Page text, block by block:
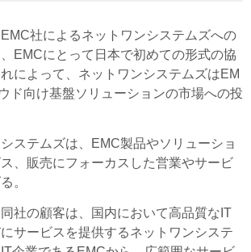
社によるネットワンシステムズへの
EMCにとって日本で初めての形式の協
によって、ネットワンシステムズはEM
ド向け基盤ソリューションの市場への投
ステムズは、EMC製品やソリューショ
、販売にフォーカスした営業やサービ
。
社の顧客は、国内において高品質なIT
サービスを提供するネットワンシステ